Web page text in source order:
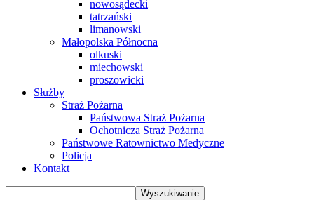
nowosądecki
tatrzański
limanowski
Małopolska Północna
olkuski
miechowski
proszowicki
Służby
Straż Pożarna
Państwowa Straż Pożarna
Ochotnicza Straż Pożarna
Państwowe Ratownictwo Medyczne
Policja
Kontakt